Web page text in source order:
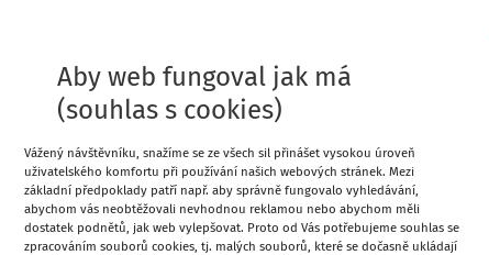
praxi
skupiny svá plnění navzájem
nárok na odpočet. Pozitivní vliv
je zvýšená administrativa
odvodem společné daně.
Stáhnout
Aby web fungoval jak má
(souhlas s cookies)
Vážený návštěvníku, snažíme se ze všech sil přinášet vysokou úroveň
uživatelského komfortu při používání našich webových stránek. Mezi
základní předpoklady patří např. aby správně fungovalo vyhledávání,
abychom vás neobtěžovali nevhodnou reklamou nebo abychom měli
dostatek podnětů, jak web vylepšovat. Proto od Vás potřebujeme souhlas se
zpracováním souborů cookies, tj. malých souborů, které se dočasně ukládají